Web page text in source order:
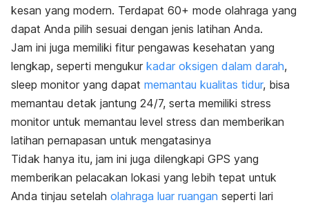
kesan yang modern. Terdapat 60+ mode olahraga yang
dapat Anda pilih sesuai dengan jenis latihan Anda.
Jam ini juga memiliki fitur pengawas kesehatan yang
lengkap, seperti mengukur kadar oksigen dalam darah,
sleep monitor yang dapat memantau kualitas tidur, bisa
memantau detak jantung 24/7, serta memiliki stress
monitor untuk memantau level stress dan memberikan
latihan pernapasan untuk mengatasinya
Tidak hanya itu, jam ini juga dilengkapi GPS yang
memberikan pelacakan lokasi yang lebih tepat untuk
Anda tinjau setelah olahraga luar ruangan seperti lari